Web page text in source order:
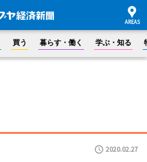
買う 暮らす・働く 学ぶ・知る
2020.02.27